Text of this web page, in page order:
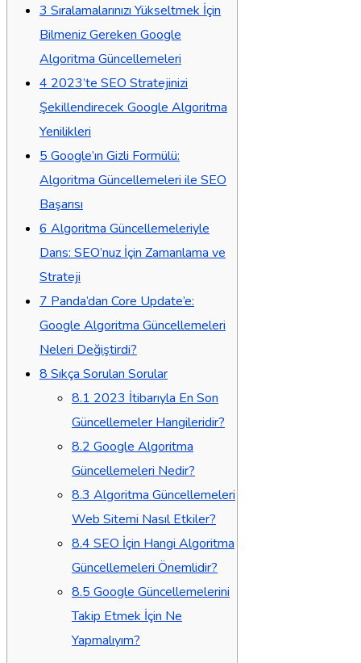
3 Sıralamalarınızı Yükseltmek İçin
Bilmeniz Gereken Google
Algoritma Güncellemeleri
4 2023’te SEO Stratejinizi
Şekillendirecek Google Algoritma
Yenilikleri
5 Google’ın Gizli Formülü:
Algoritma Güncellemeleri ile SEO
Başarısı
6 Algoritma Güncellemeleriyle
Dans: SEO’nuz İçin Zamanlama ve
Strateji
7 Panda’dan Core Update’e:
Google Algoritma Güncellemeleri
Neleri Değiştirdi?
8 Sıkça Sorulan Sorular
8.1 2023 İtibarıyla En Son
Güncellemeler Hangileridir?
8.2 Google Algoritma
Güncellemeleri Nedir?
8.3 Algoritma Güncellemeleri
Web Sitemi Nasıl Etkiler?
8.4 SEO İçin Hangi Algoritma
Güncellemeleri Önemlidir?
8.5 Google Güncellemelerini
Takip Etmek İçin Ne
Yapmalıyım?